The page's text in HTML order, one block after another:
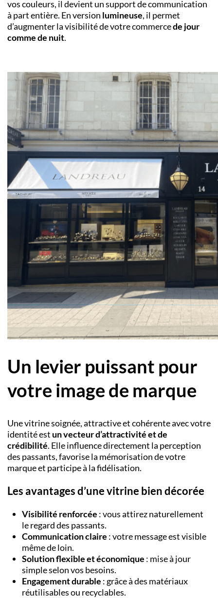
vos couleurs, il devient un support de communication
à part entière. En version lumineuse, il permet
d’augmenter la visibilité de votre commercede jour
comme de nuit.
Un levier puissant pour
votre image de marque
Une vitrine soignée, attractive et cohérente avec votre
identité est un vecteur d’attractivité et de
crédibilité. Elle influence directement la perception
des passants, favorise la mémorisation de votre
marque et participe à la fidélisation.
Les avantages d’une vitrine bien décorée
Visibilité renforcée : vous attirez naturellement
le regard des passants.
Communication claire : votre message est visible
même de loin.
Solution flexible et économique : mise à jour
simple selon vos besoins.
Engagement durable : grâce à des matériaux
réutilisables ou recyclables.